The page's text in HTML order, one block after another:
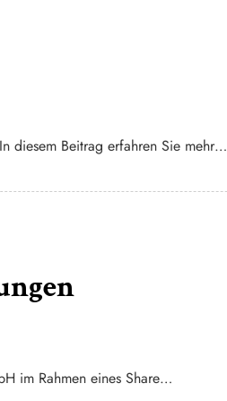
diesem Beitrag erfahren Sie mehr…
im Rahmen eines Share…